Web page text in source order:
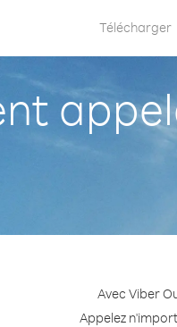
Télécharger
Avec Viber
Appelez